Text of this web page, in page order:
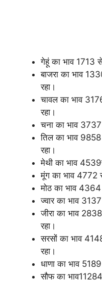
गेहूं का भाव 1713
बाजरा का भाव
रहा।
चावल का भाव
रहा।
चना का भाव
तिल का भाव
रहा।
मेथी का भाव
मूंग का भाव 4772
मोठ का भाव
ज्वार का भाव
जीरा का भाव
रहा।
सरसों का भाव
रहा।
धाणा का भाव
सौफ का